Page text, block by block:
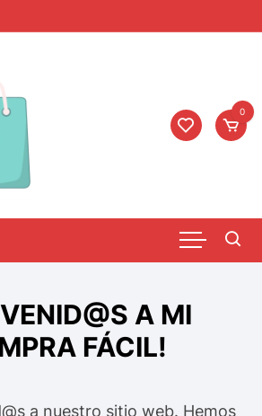
0
A MI
FÁCIL!
a nuestro sitio web. Hemos